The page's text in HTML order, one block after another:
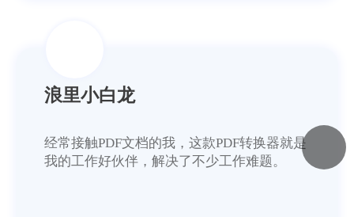
浪里小白龙
经常接触PDF文档的我，这款PDF转换器就是
我的工作好伙伴，解决了不少工作难题。